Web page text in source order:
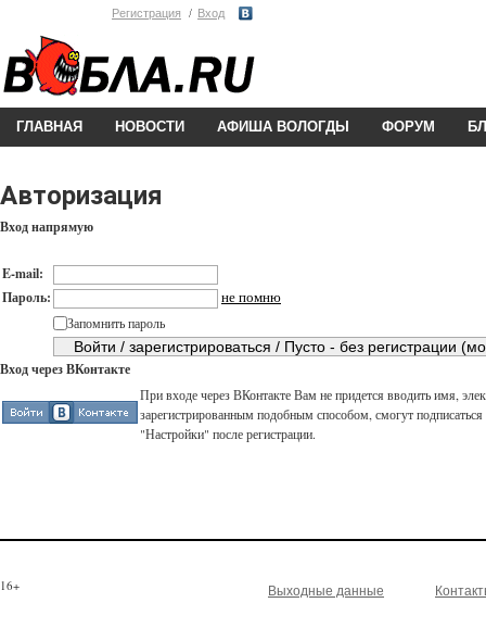
Регистрация Вход
ГЛАВНАЯ НОВОСТИ АФИША ВОЛОГДЫ ФОРУМ
Авторизация
Вход напрямую
E-mail:
Пароль:
не помню
Запомнить пароль
Вход через ВКонтакте
При входе через ВКонтакте Вам не придется вводить имя,
зарегистрированным подобным способом, смогут
"Настройки" после регистрации.
16+ Выходные данные